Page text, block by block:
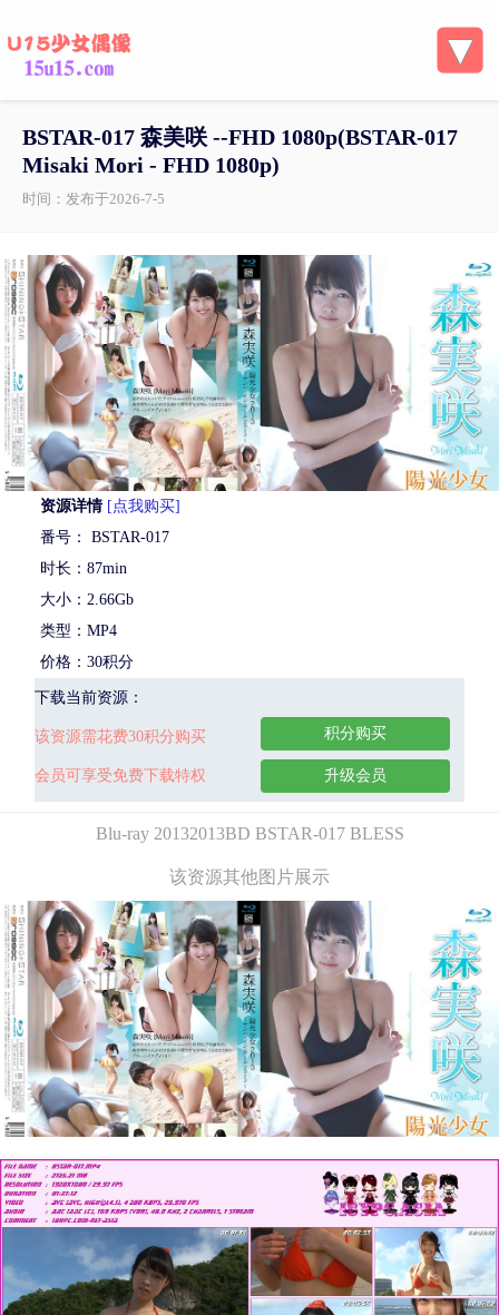
BSTAR-017 森美咲 --FHD 1080p( BSTAR-017
Misaki Mori - FHD 1080p)
时间：发布于2026-7-5
资源详情 [点我购买]
番号： BSTAR-017
时长：87min
大小：2.66Gb
类型：MP4
价格：30积分
下载当前资源：
该资源需花费30积分购买
会员可享受免费下载特权
积分购买
升级会员
Blu-ray 20132013BD BSTAR-017 BLESS
该资源其他图片展示